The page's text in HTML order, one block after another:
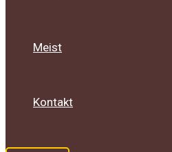
Meist
Kontakt